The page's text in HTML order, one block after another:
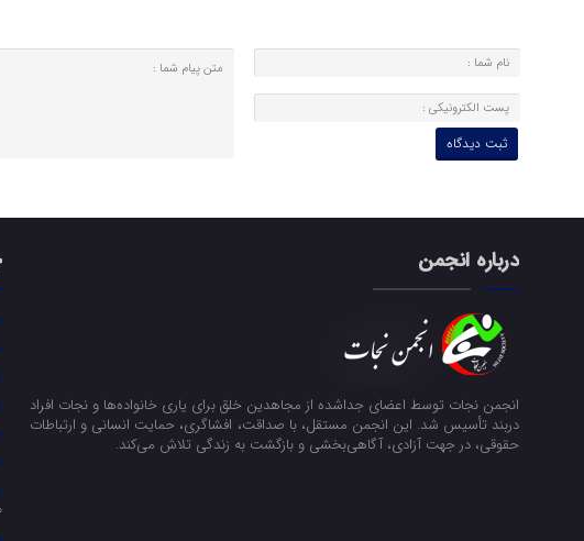
درباره انجمن
انجمن نجات توسط اعضای جداشده از مجاهدین خلق برای یاری خانواده‌ها و نجات افراد
دربند تأسیس شد. این انجمن مستقل، با صداقت، افشاگری، حمایت انسانی و ارتباطات
حقوقی، در جهت آزادی، آگاهی‌بخشی و بازگشت به زندگی تلاش می‌کند.